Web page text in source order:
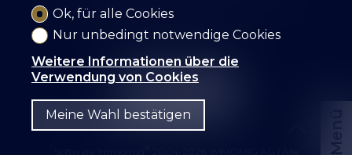
Menü
3968 Veyras
Tel.
info@sz-immo.ch
Ok, für alle Cookies
Nur unbedingt notwendige Cookies
Weitere Informationen über die
Verwendung von Cookies
Meine Wahl bestätigen